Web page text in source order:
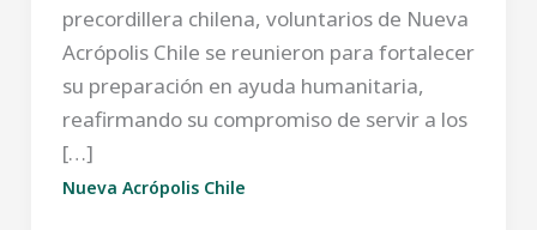
precordillera chilena, voluntarios de Nueva
Acrópolis Chile se reunieron para fortalecer
su preparación en ayuda humanitaria,
reafirmando su compromiso de servir a los
[…]
Nueva Acrópolis Chile